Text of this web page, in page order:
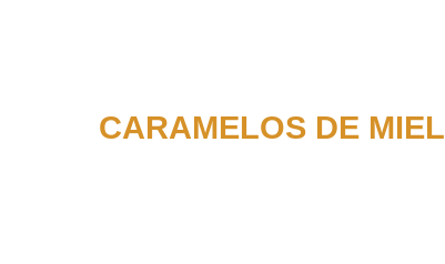
CARAMELOS DE MIEL